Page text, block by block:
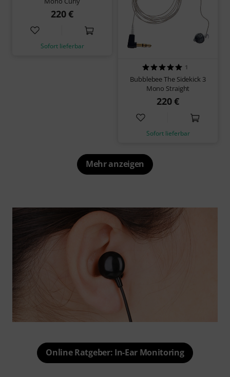
220 €
Sofort lieferbar
1
Bubblebee The Sidekick 3
Mono Straight
220 €
Sofort lieferbar
Mehr anzeigen
Online Ratgeber: In-Ear Monitoring